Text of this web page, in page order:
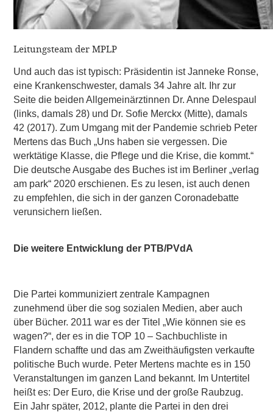
Leitungsteam der MPLP
Und auch das ist typisch: Präsidentin ist Janneke Ronse,
eine Krankenschwester, damals 34 Jahre alt. Ihr zur
Seite die beiden Allgemeinärztinnen Dr. Anne Delespaul
(links, damals 28) und Dr. Sofie Merckx (Mitte), damals
42 (2017). Zum Umgang mit der Pandemie schrieb Peter
Mertens das Buch „Uns haben sie vergessen. Die
werktätige Klasse, die Pflege und die Krise, die kommt.“
Die deutsche Ausgabe des Buches ist im Berliner „verlag
am park“ 2020 erschienen. Es zu lesen, ist auch denen
zu empfehlen, die sich in der ganzen Coronadebatte
verunsichern ließen.
Die weitere Entwicklung der PTB/PVdA
Die Partei kommuniziert zentrale Kampagnen
zunehmend über die sog sozialen Medien, aber auch
über Bücher. 2011 war es der Titel „Wie können sie es
wagen?“, der es in die TOP 10 – Sachbuchliste in
Flandern schaffte und das am Zweithäufigsten verkaufte
politische Buch wurde. Peter Mertens machte es in 150
Veranstaltungen im ganzen Land bekannt. Im Untertitel
heißt es: Der Euro, die Krise und der große Raubzug.
Ein Jahr später, 2012, plante die Partei in den drei